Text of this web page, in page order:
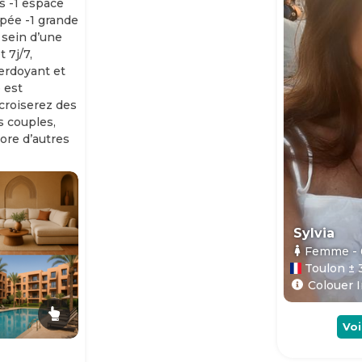
-1 espace
-1 grande
d’une
7j/7,
et
est
des
couples,
d’autres
Sylvia
Femme -
Toulon ±
Colouer